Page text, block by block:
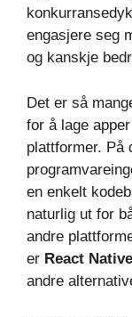
engasjere seg
og kanskje
Det er så
for å lage
plattformer. På
en enkelt
naturlig ut for
andre
er React Native
andre